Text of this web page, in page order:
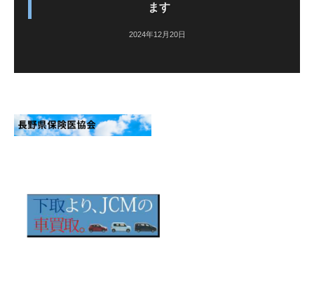
ます
2024年12月20日